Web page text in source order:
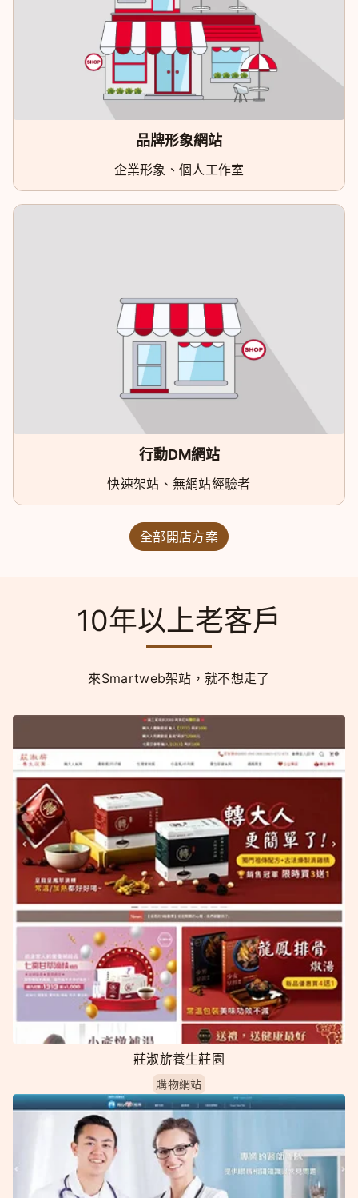
品牌形象網站
企業形象、個人工作室
行動DM網站
快速架站、無網站經驗者
全部開店方案
10年以上老客戶
來Smartweb架站，就不想走了
莊淑旂養生莊園
購物網站